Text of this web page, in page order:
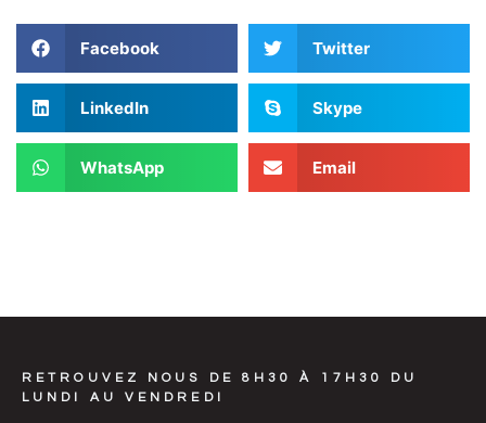
Facebook Twitter
LinkedIn Skype
WhatsApp Email
RETROUVEZ NOUS DE 8H30 À 17H30 DU
LUNDI AU VENDREDI